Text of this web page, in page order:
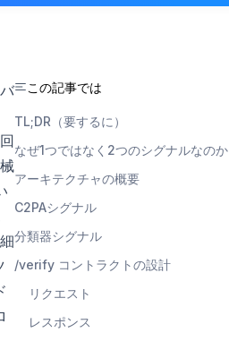
この記事では
TL;DR（要するに）
なぜ1つではなく2つのシグナルなのか
アーキテクチャの概要
C2PAシグナル
分類器シグナル
/verify コントラクトの設計
リクエスト
レスポンス